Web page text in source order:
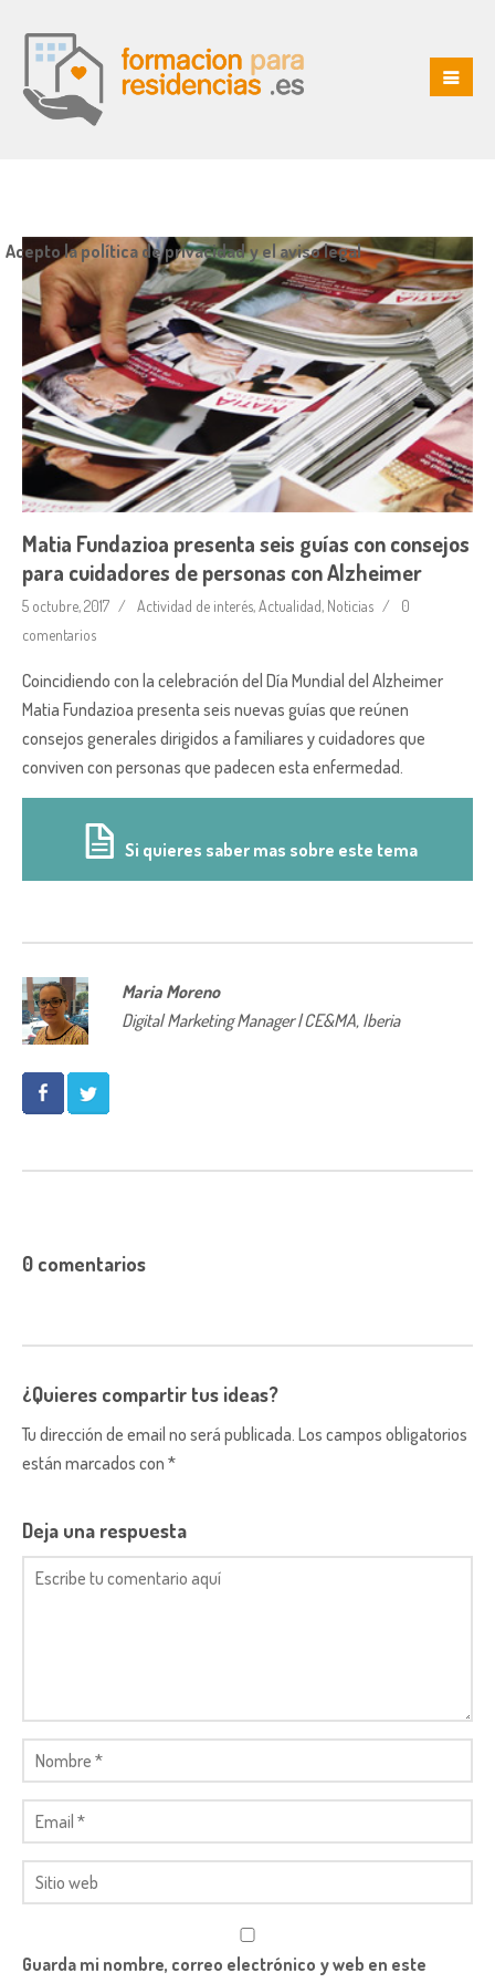
Matia Fundazioa presenta seis guías con consejos
para cuidadores de personas con Alzheimer
5 octubre, 2017 Actividad de interés,Actualidad, Noticias
0
comentarios
Coincidiendo con la celebración del Día Mundial del Alzheimer
Matia Fundazioa presenta seis nuevas guías que reúnen
consejos generales dirigidos a familiares y cuidadores que
conviven con personas que padecen esta enfermedad.
Si quieres saber mas sobre este tema
Maria Moreno
Digital Marketing Manager | CE&MA, Iberia
0 comentarios
¿Quieres compartir tus ideas?
Tu dirección de email no será publicada. Los campos obligatorios
están marcados con *
Deja una respuesta
Guarda mi nombre, correo electrónico y web en este
Acepto la política de privacidad y el aviso legal